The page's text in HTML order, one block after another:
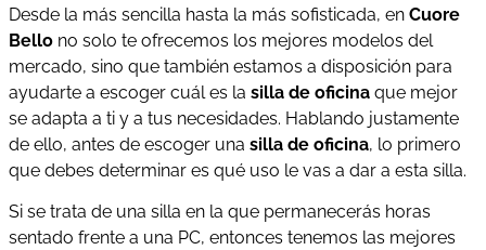
Desde la más sencilla hasta la más sofisticada, en Cuore
Bello no solo te ofrecemos los mejores modelos del
mercado, sino que también estamos a disposición para
ayudarte a escoger cuál es la silla de oficina que mejor
se adapta a ti y a tus necesidades. Hablando justamente
de ello, antes de escoger una silla de oficina, lo primero
que debes determinar es qué uso le vas a dar a esta silla.
Si se trata de una silla en la que permanecerás horas
sentado frente a una PC, entonces tenemos las mejores